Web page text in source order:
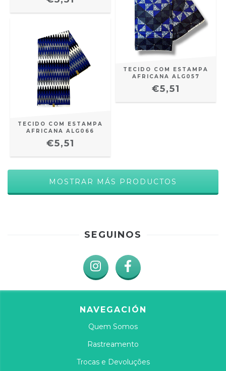
TECIDO COM ESTAMPA
AFRICANA ALG066
€5,51
TECIDO COM ESTAMPA
AFRICANA ALG057
€5,51
MOSTRAR MÁS PRODUCTOS
SEGUINOS
NAVEGACIÓN
Quem Somos
Rastreamento
Trocas e Devoluções